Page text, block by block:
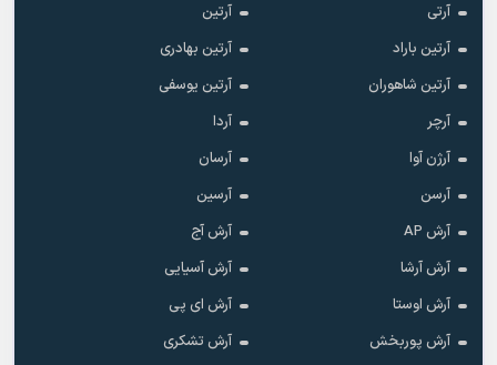
آرتی
آرتین
آرتین باراد
آرتین بهادری
آرتین شاهوران
آرتین یوسفی
آرچر
آردا
آرژن آوا
آرسان
آرسن
آرسین
آرش AP
آرش آج
آرش آرشا
آرش آسیایی
آرش اوستا
آرش ای پی
آرش پوربخش
آرش تشکری